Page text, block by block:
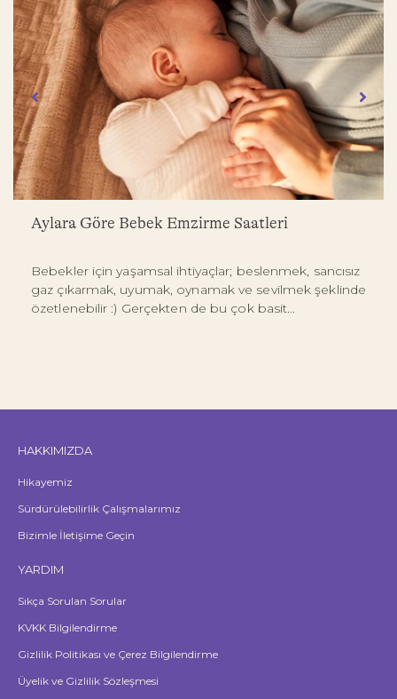
Aylara Göre Bebek Emzirme Saatleri
Bebekler için yaşamsal ihtiyaçlar; beslenmek, sancısız
gaz çıkarmak, uyumak, oynamak ve sevilmek şeklinde
özetlenebilir :) Gerçekten de bu çok basit...
HAKKIMIZDA
Hikayemiz
Sürdürülebilirlik Çalışmalarımız
Bizimle İletişime Geçin
YARDIM
Sıkça Sorulan Sorular
KVKK Bilgilendirme
Gizlilik Politikası ve Çerez Bilgilendirme
Üyelik ve Gizlilik Sözleşmesi